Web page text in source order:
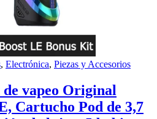
, Electrónica, Piezas y Accesorios
vapeo Original
Cartucho Pod de 3,7